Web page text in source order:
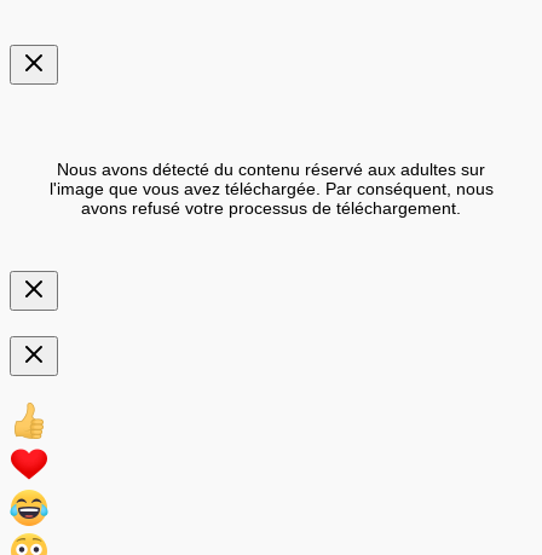
Nous avons détecté du contenu réservé aux adultes sur
l'image que vous avez téléchargée. Par conséquent, nous
avons refusé votre processus de téléchargement.